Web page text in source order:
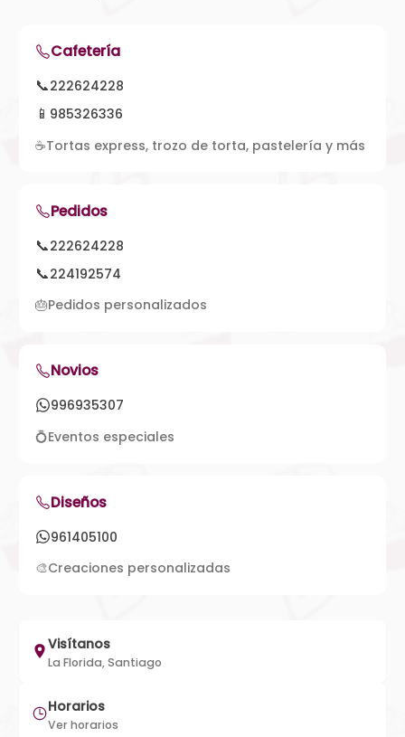
Cafetería
📞222624228
📱 985326336
☕Tortas express, trozo de torta, pastelería y más
Pedidos
📞222624228
📞224192574
🎂Pedidos personalizados
Novios
996935307
💍Eventos especiales
Diseños
961405100
🎨Creaciones personalizadas
Visítanos
La Florida, Santiago
Horarios
Ver horarios